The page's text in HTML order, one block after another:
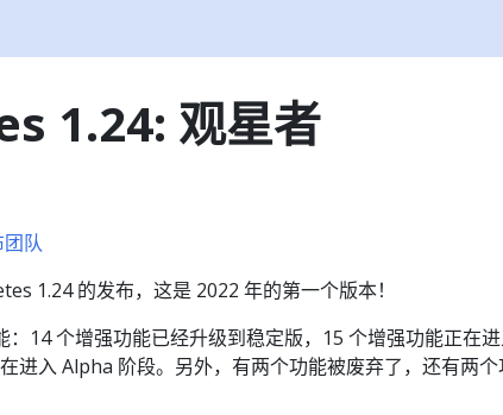
1.24: 观星者
队
1.24 的发布，这是 2022 年的第一个版本！
：14 个增强功能已经升级到稳定版，15 个增强功能正在
进入 Alpha 阶段。另外，有两个功能被废弃了，还有两